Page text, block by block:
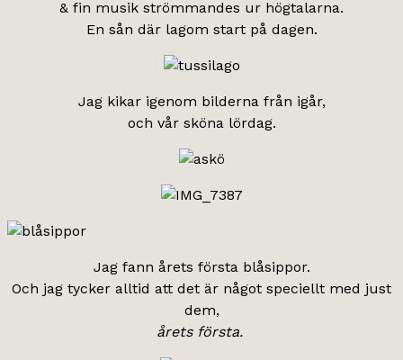
& fin musik strömmandes ur högtalarna.
En sån där lagom start på dagen.
Jag kikar igenom bilderna från igår,
och vår sköna lördag.
Jag fann årets första blåsippor.
Och jag tycker alltid att det är något speciellt med just
dem,
årets första.